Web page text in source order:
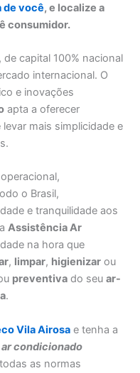
de você, e localize a
consumidor.
de capital 100% nacional
internacional. O
e inovações
apta a oferecer
mais simplicidade e
o Brasil,
e tranquilidade aos
aAssistência Ar
na hora que
, limpar, higienizar ou
preventiva do seuar-
.
Vila Airosa e tenha a
ar condicionado
as normas